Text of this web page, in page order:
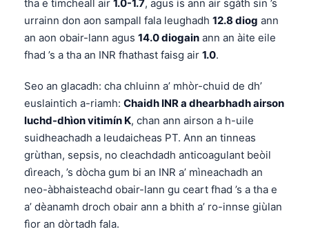
tha e timcheall air 1.0-1.7, agus is ann air sgàth sin ’s
urrainn don aon sampall fala leughadh 12.8 diog ann
an aon obair-lann agus 14.0 diogain ann an àite eile
fhad ’s a tha an INR fhathast faisg air 1.0.
Seo an glacadh: cha chluinn a’ mhòr-chuid de dh’
euslaintich a-riamh: Chaidh INR a dhearbhadh airson
luchd-dhìon vitimín K, chan ann airson a h-uile
suidheachadh a leudaicheas PT. Ann an tinneas
grùthan, sepsis, no cleachdadh anticoagulant beòil
dìreach, ’s dòcha gum bi an INR a’ mìneachadh an
neo-àbhaisteachd obair-lann gu ceart fhad ’s a tha e
a’ dèanamh droch obair ann a bhith a’ ro-innse giùlan
fìor an dòrtadh fala.